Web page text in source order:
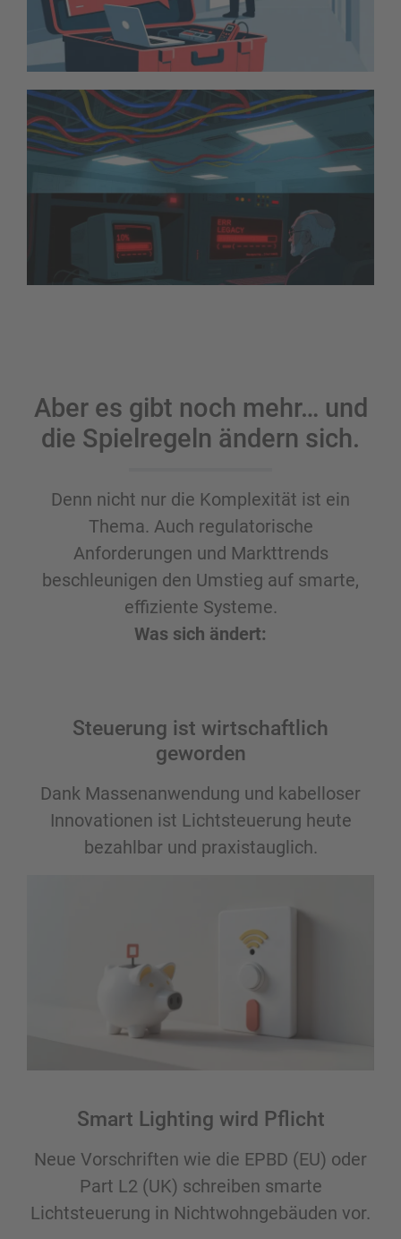
Aber es gibt noch mehr… und
die Spielregeln ändern sich.
Denn nicht nur die Komplexität ist ein
Thema. Auch regulatorische
Anforderungen und Markttrends
beschleunigen den Umstieg auf smarte,
effiziente Systeme.
Was sich ändert:
Steuerung ist wirtschaftlich
geworden
Dank Massenanwendung und kabelloser
Innovationen ist Lichtsteuerung heute
bezahlbar und praxistauglich.
Smart Lighting wird Pflicht
Neue Vorschriften wie die EPBD (EU) oder
Part L2 (UK) schreiben smarte
Lichtsteuerung in Nichtwohngebäuden vor.